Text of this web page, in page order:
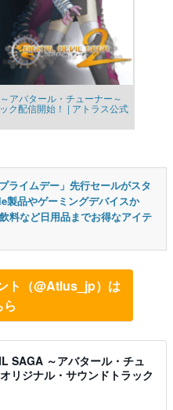
アバタール・チューナー～
ク配信開始！ | アトラス公式
ライムデー」先行セールがスタ
製品やゲーミングデバイスか
料など日用品までお得なアイテ
ト（@Atlus_jp）は
ら
SAGA ～アバタール・チュ
リジナル・サウンドトラック